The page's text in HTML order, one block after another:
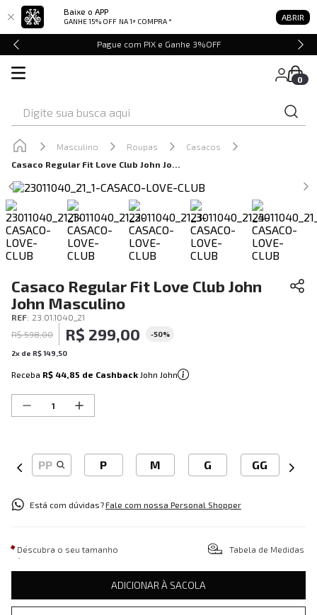
Baixe o APP
GANHE 15% OFF NA 1ª COMPRA * ABRIR
Pague com PIX e Ganhe 3%OFF
0
Masculino Roupas
Casacos
Casaco Regular Fit Love Club John John Masculino
Casaco Regular Fit Love Club John
John Masculino
REF: 23.01.1040_21
R$ 598,00 R$ 299,00 -50%
2x de R$149 50
Receba R$ 44,85 de Cashback John John
PP P M G GG
Está com dúvidas?Fale com nossa Personal Shopper
Descubra o seu tamanho Tabela de Medidas
ADICIONAR À SACOLA